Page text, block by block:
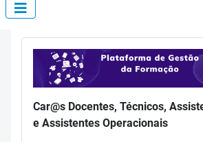
Car@s Docentes, Técnicos,
e Assistentes Operacionais